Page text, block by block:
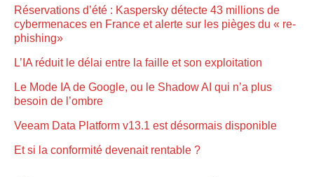
Réservations d’été : Kaspersky détecte 43 millions de
cybermenaces en France et alerte sur les pièges du « re-
phishing»
L’IA réduit le délai entre la faille et son exploitation
Le Mode IA de Google, ou le Shadow AI qui n’a plus
besoin de l’ombre
Veeam Data Platform v13.1 est désormais disponible
Et si la conformité devenait rentable ?